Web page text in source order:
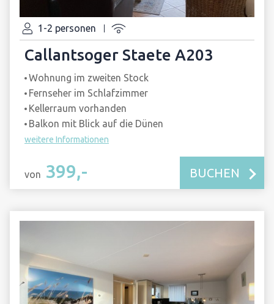
1-2 personen
Callantsoger Staete A203
Wohnung im zweiten Stock
Fernseher im Schlafzimmer
Kellerraum vorhanden
Balkon mit Blick auf die Dünen
weitere Informationen
von 399,- BUCHEN